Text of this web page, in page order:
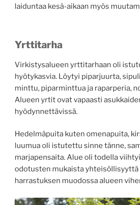
laiduntaa kesä-aikaan myös
Yrttitarha
Virkistysalueen yrttitarhaan oli
hyötykasvia. Löytyi piparjuurta,
minttu, piparminttua ja raparperia,
Alueen yrtit ovat vapaasti
hyödynnettävissä.
Hedelmäpuita kuten omenapuita,
luumua oli istutettu sinne tänne,
marjapensaita. Alue oli todella
odotusten mukaista yhteisöllisyyttä
harrastuksen muodossa alueen